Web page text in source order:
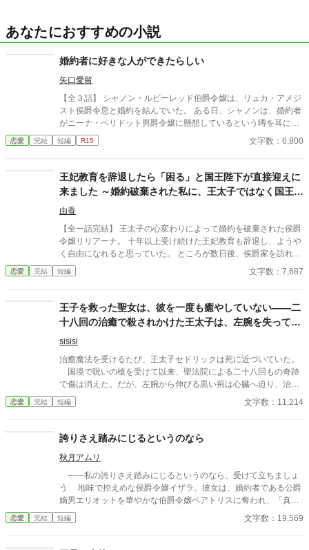
あなたにおすすめの小説
婚約者に好きな人ができたらしい
矢口愛留
【全３話】 シャノン・ルビーレッド伯爵令嬢は、リュカ・アメジ
スト侯爵令息と婚約を結んでいた。 ある日、シャノンは、婚約者
がニーナ・ペリドット男爵令嬢に懸想しているという噂を耳にす
る。 シャノンは断罪を回避するため、リュカとの婚約を円満に解
消しようとするが――。 ※ エブリスタに習作として掲載したもの
恋愛 完結 短編 R15 文字数：6,800
王妃教育を辞退したら「困る」と国王陛下が直接迎えに
来ました ～婚約破棄された私に、王太子ではなく国王陛
下が求婚してきます〜
由香
【全一話完結】 王太子の心変わりによって婚約を破棄された侯爵
令嬢リリアーナ。 十年以上受け続けた王妃教育も辞退し、ようや
く自由になれると思っていた。 ところが数日後、侯爵家を訪れた
のは国王陛下本人。 「王妃教育を辞退されると困る。私の妃にな
ってほしい」 努力を踏みにじった王太子はすべてを失い、選ばれ
れながら、世界一幸せな王妃になるまでの逆転ラブストーリー。
恋愛 完結 短編 文字数：7,687
王子を救った聖女は、彼を一度も癒やしていない――二
十八回の治癒で殺されかけた王太子は、左腕を失って真
実を知る
sisisi
治癒魔法を受けるたび、王太子セドリックは死に近づいていた。
国境で呪いの槍を受けて以来、聖法院による二十八回もの奇跡
で傷は消えた。だが、左腕から伸びる黒い荊は心臓へ迫り、治療
を重ねるたびに彼の記憶まで奪っていく。 建国祭の大儀式を受
ければ、今度こそ完全に治る。 大神官がそう言い続けるなか、
聖女〉リゼットだった。 「左腕を切らなければ、殿下は夜明けま
でに亡くなります」 リゼットには傷を癒やす力がない。彼女が
持つのは、神聖魔法も呪いも等しく鎮め、奇跡を終わらせる力だ
った。 両腕のある死体になるより、片腕で生きる。 そう決断
したセドリックは、王太子としての誇りと左腕を引き換えに生還
する。 王妃の保護を受けたリゼットとともに調査を始めた彼
証拠が指し示したのは、聖法院と、兄を案じていたはずの実弟フ
恋愛 完結 短編 文字数：11,214
誇りさえ踏みにじるというのなら
秋月アムリ
――私の誇りさえ踏みにじるというのなら、受けて立ちましょ
う 地味で控えめな侯爵令嬢イザラ。彼女は、婚約者である公爵
嫡男エリオットを華やかな伯爵令嬢ベアトリスに奪われ、「真実
の愛」を見つけたという身勝手な理由で一方的に婚約破棄を突き
つけられる。 ベアトリスからは地味で退屈な女と公然と蔑ま
恋愛 完結 短編 文字数：19,569